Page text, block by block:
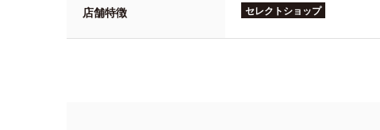
店舗特徴 セレクトショップ